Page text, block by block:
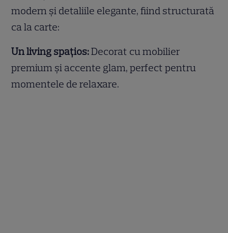
modern și detaliile elegante, fiind structurată
ca la carte:
Un living spațios:Decorat cu mobilier
premium și accente glam, perfect pentru
momentele de relaxare.